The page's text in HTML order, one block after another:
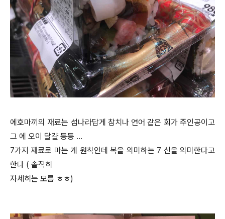
에호마끼의 재료는 섬나라답게 참치나 연어 같은 회가 주인공이고
그 에 오이 달걀 등등 …
7가지 재료로 마는 게 원칙인데 복을 의미하는 7 신을 의미한다고
한다 ( 솔직히
자세히는 모름 ㅎㅎ)